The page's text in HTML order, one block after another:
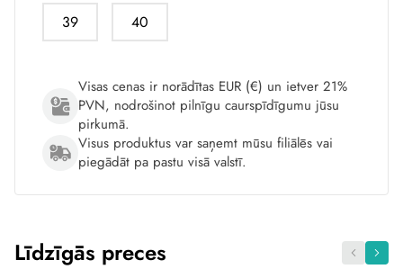
39 40
Visas cenas ir norādītas EUR (€) un ietver 21%
PVN, nodrošinot pilnīgu caurspīdīgumu jūsu
pirkumā.
Visus produktus var saņemt mūsu filiālēs vai
piegādāt pa pastu visā valstī.
Līdzīgās preces